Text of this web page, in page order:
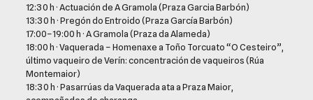
12:30 h · Actuación de A Gramola (Praza Garcia Barbón)
13:30 h · Pregón do Entroido (Praza García Barbón)
17:00–19:00 h · A Gramola (Praza da Alameda)
18:00 h · Vaquerada – Homenaxe a Toño Torcuato “O Cesteiro”,
último vaqueiro de Verín: concentración de vaqueiros (Rúa
Montemaior)
18:30 h · Pasarrúas da Vaquerada ata a Praza Maior,